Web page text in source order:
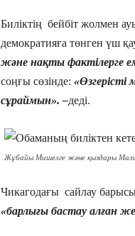
Биліктің бейбіт жолмен
демократияға төнген үш
және нақты фактілерге
соңғы сөзінде: «Өзгерісті
сұраймын». –деді.
Жұбайы Мишелге және қыздары
Чикагодағы сайлау
«барлығы бастау алған